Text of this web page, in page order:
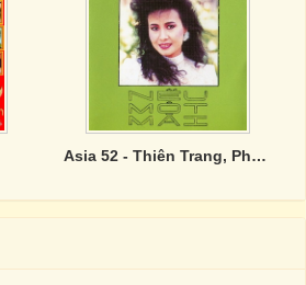
Asia 52 - Thiên Trang, Phương Dung - Nếu Một Mai